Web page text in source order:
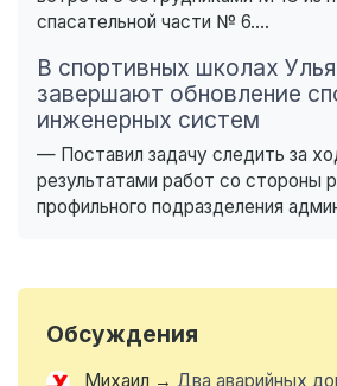
спасательной части № 6....
В спортивных школах
завершают обновление
инженерных систем
— Поставил задачу следить за
результатами работ со стороны
профильного подразделения
Обсуждения
Михаил → Два аварийных